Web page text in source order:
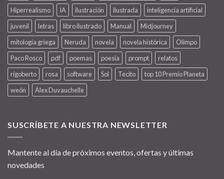
Hiperrealismo
IA ilustración ilustrada
inteligencia artificial
juvenil
letras libro ilustrado Manual
Midjourney
mitología griega
Neruda novela novela histórica
Olimpo
Paco Rosco
pdf poemas poesía prompt
relatos
rigoberto
rosa software Sol Tecito
top 10 Premio Planeta
weón
Álex Duvauchelle
SUSCRÍBETE A NUESTRA NEWSLETTER
Mantente al día de próximos eventos, ofertas y últimas
novedades